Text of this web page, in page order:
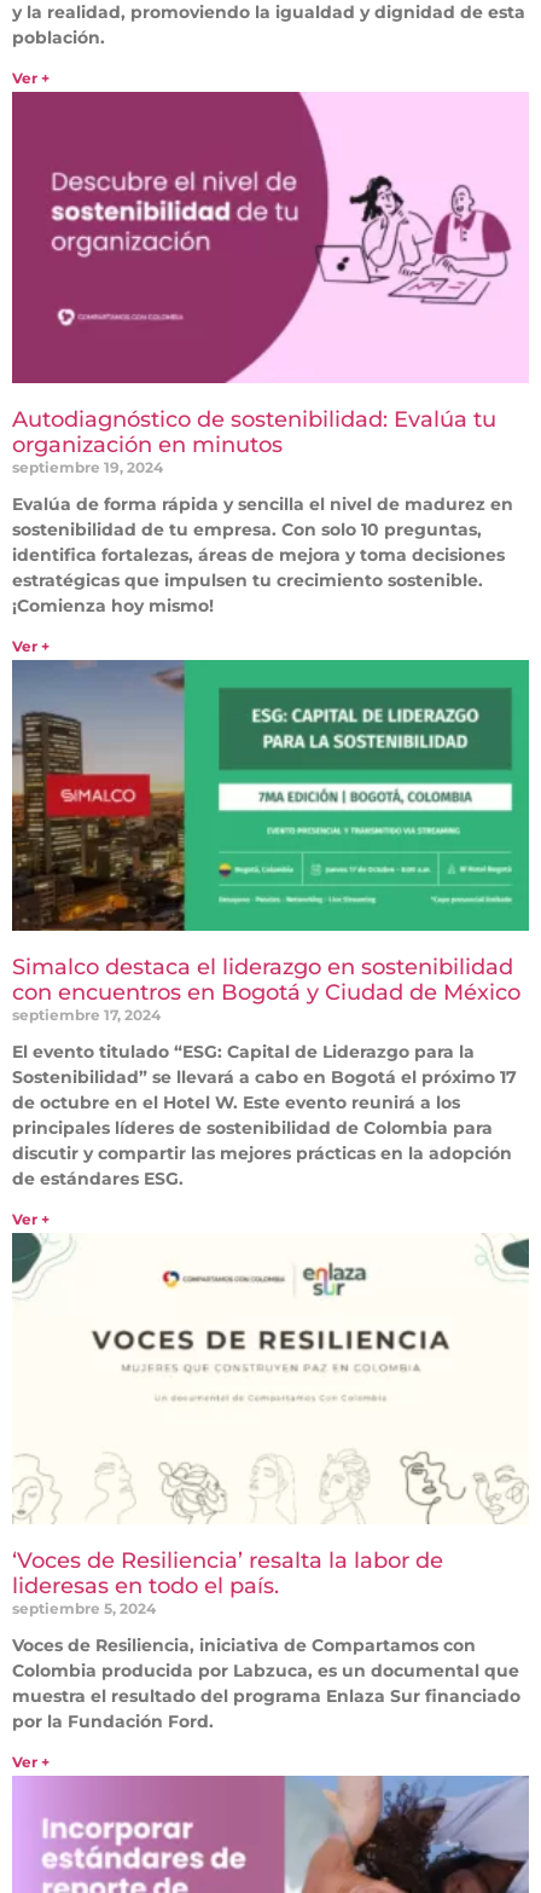
y la realidad, promoviendo la igualdad y dignidad de esta
población.
Ver +
Autodiagnóstico de sostenibilidad: Evalúa tu
organización en minutos
septiembre 19, 2024
Evalúa de forma rápida y sencilla el nivel de madurez en
sostenibilidad de tu empresa. Con solo 10 preguntas,
identifica fortalezas, áreas de mejora y toma decisiones
estratégicas que impulsen tu crecimiento sostenible.
¡Comienza hoy mismo!
Ver +
Simalco destaca el liderazgo en sostenibilidad
con encuentros en Bogotá y Ciudad de México
septiembre 17, 2024
El evento titulado “ESG: Capital de Liderazgo para la
Sostenibilidad” se llevará a cabo en Bogotá el próximo 17
de octubre en el Hotel W. Este evento reunirá a los
principales líderes de sostenibilidad de Colombia para
discutir y compartir las mejores prácticas en la adopción
de estándares ESG.
Ver +
‘Voces de Resiliencia’ resalta la labor de
lideresas en todo el país.
septiembre 5, 2024
Voces de Resiliencia, iniciativa de Compartamos con
Colombia producida por Labzuca, es un documental que
muestra el resultado del programa Enlaza Sur financiado
por la Fundación Ford.
Ver +